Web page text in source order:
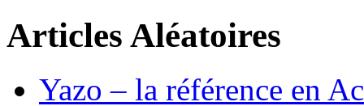
Articles Aléatoires
Yazo – la référence en